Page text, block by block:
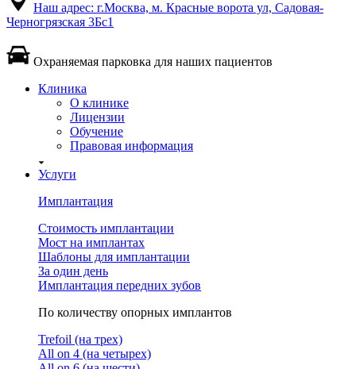
Наш адрес: г.Москва, м. Красные ворота ул, Садовая-
Черногрязская 3Бс1
Охраняемая парковка для наших пациентов
Клиника
О клинике
Лицензии
Обучение
Правовая информация
Услуги
Имплантация
Стоимость имплантации
Мост на имплантах
Шаблоны для имплантации
За один день
Имплантация передних зубов
По количеству опорных имплантов
Trefoil (на трех)
All on 4 (на четырех)